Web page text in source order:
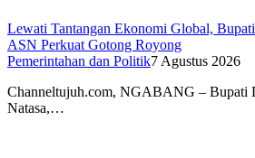
Lewati Tantangan Ekonomi Global,
ASN Perkuat Gotong Royong
Pemerintahan dan Politik7 Agustus 2026
Channeltujuh.com, NGABANG – Bupati
Natasa,…